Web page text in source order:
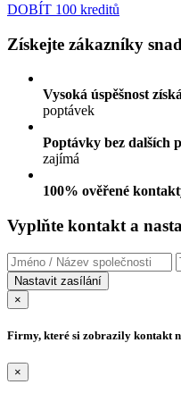
DOBÍT 100 kreditů
Získejte zákazníky
Vysoká úspěšnost
poptávek
Poptávky bez dalších
zajímá
100% ověřené
Vyplňte kontakt a
×
Firmy, které si zobrazily kontakt
×